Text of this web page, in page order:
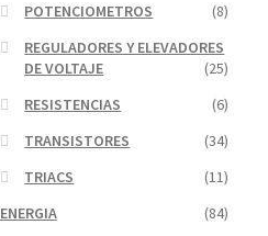
POTENCIOMETROS
(8)
REGULADORES Y ELEVADORES
DE VOLTAJE
(25)
RESISTENCIAS
(6)
TRANSISTORES
(34)
TRIACS
(11)
ENERGIA
(84)